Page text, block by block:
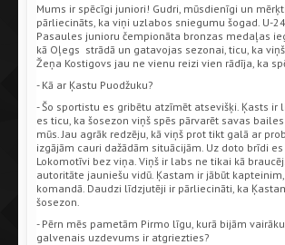
Mums ir spēcīgi juniori! Gudri, mūsdienīgi un
pārliecināts, ka viņi uzlabos sniegumu šogad. U-
Pasaules junioru čempionāta bronzas medaļas
kā Oļegs strādā un gatavojas sezonai, ticu, ka viņš
Žeņa Kostigovs jau ne vienu reizi vien rādīja, ka
- Kā ar Ķastu Puodžuku?
- Šo sportistu es gribētu atzīmēt atsevišķi. Ķasts ir
es ticu, ka šosezon viņš spēs pārvarēt savas
mūs. Jau agrāk redzēju, kā viņš prot tikt galā ar
izgājām cauri dažādām situācijām. Uz doto brīdi
Lokomotīvi bez viņa. Viņš ir labs ne tikai kā
autoritāte jauniešu vidū. Ķastam ir jābūt
komandā. Daudzi līdzjutēji ir pārliecināti, ka
šosezon.
- Pērn mēs pametām Pirmo līgu, kurā bijām
galvenais uzdevums ir atgriezties?